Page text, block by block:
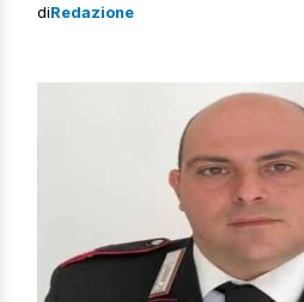
apparentemente irreprensibile
una passione per il pollice […]
diRedazione